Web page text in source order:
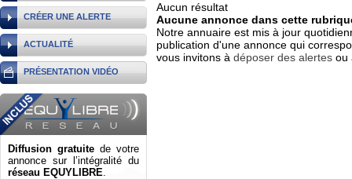
CRÉER UNE ALERTE
ACTUALITÉ
PRÉSENTATION VIDÉO
Diffusion gratuite de votre
annonce sur l’intégralité du
réseau EQUYLIBRE.
Aucun résultat
Aucune annonce dans cette
Notre annuaire est mis à jour
publication d'une annonce qui
vous invitons à déposer des alertes ou